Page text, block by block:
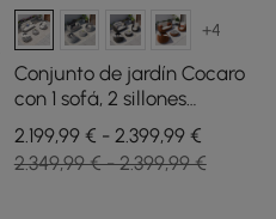
+4
Conjunto de jardín Cocaro
con 1 sofá, 2 sillones
giratorios y 1 mesa de
centro de cuerda tejida -
gris y blanco
2.199,99 € - 2.399,99 €
2.349,99 € - 2.399,99 €